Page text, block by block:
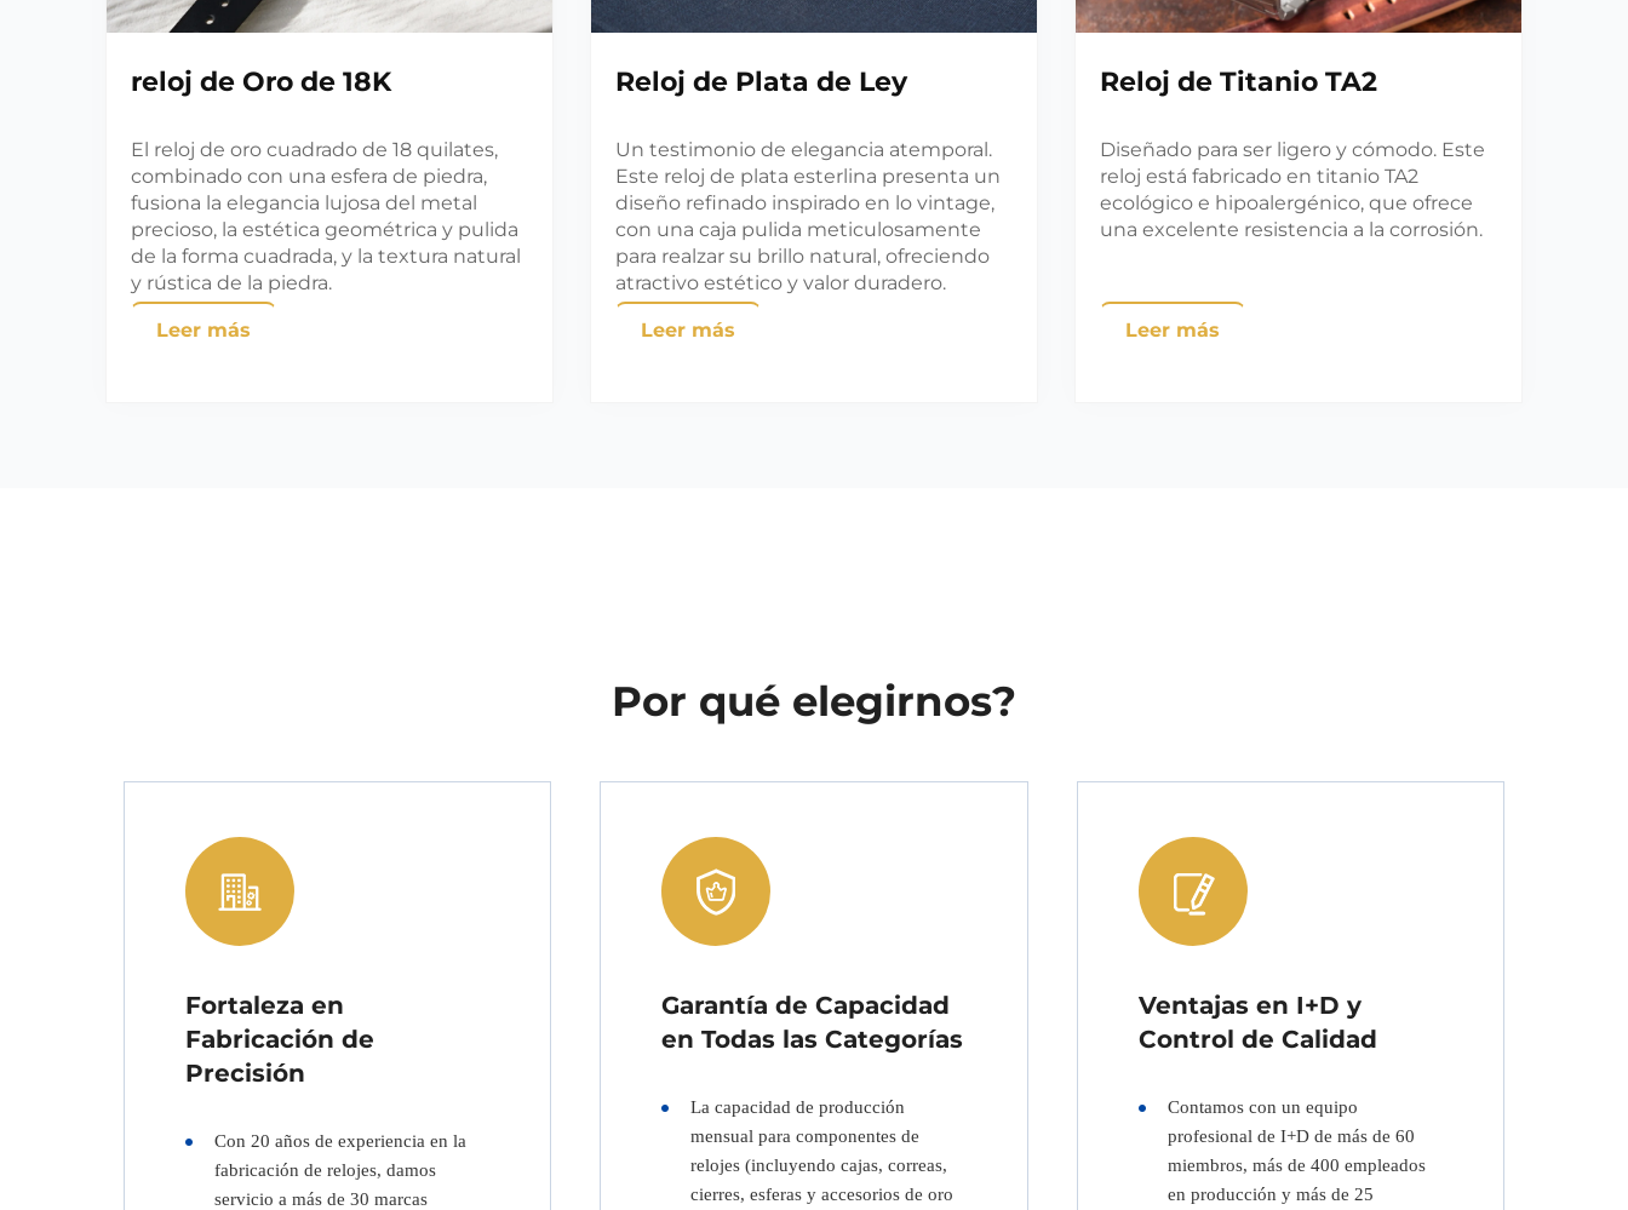
reloj de Oro de 18K
El reloj de oro cuadrado de 18 quilates,
combinado con una esfera de piedra,
fusiona la elegancia lujosa del metal
precioso, la estética geométrica y pulida
de la forma cuadrada, y la textura natural
y rústica de la piedra.
Leer más
Reloj de Plata de Ley
Un testimonio de elegancia atemporal.
Este reloj de plata esterlina presenta un
diseño refinado inspirado en lo vintage,
con una caja pulida meticulosamente
para realzar su brillo natural, ofreciendo
atractivo estético y valor duradero.
Leer más
Reloj de Titanio TA2
Diseñado para ser ligero y cómodo. Este
reloj está fabricado en titanio TA2
ecológico e hipoalergénico, que ofrece
una excelente resistencia a la corrosión.
Leer más
Por qué elegirnos?
Fortaleza en
Fabricación de
Precisión
Con 20 años de experiencia en la
fabricación de relojes, damos
servicio a más de 30 marcas
Garantía de Capacidad
en Todas las Categorías
La capacidad de producción
mensual para componentes de
relojes (incluyendo cajas, correas,
cierres, esferas y accesorios de oro
Ventajas en I+D y
Control de Calidad
Contamos con un equipo
profesional de I+D de más de 60
miembros, más de 400 empleados
en producción y más de 25